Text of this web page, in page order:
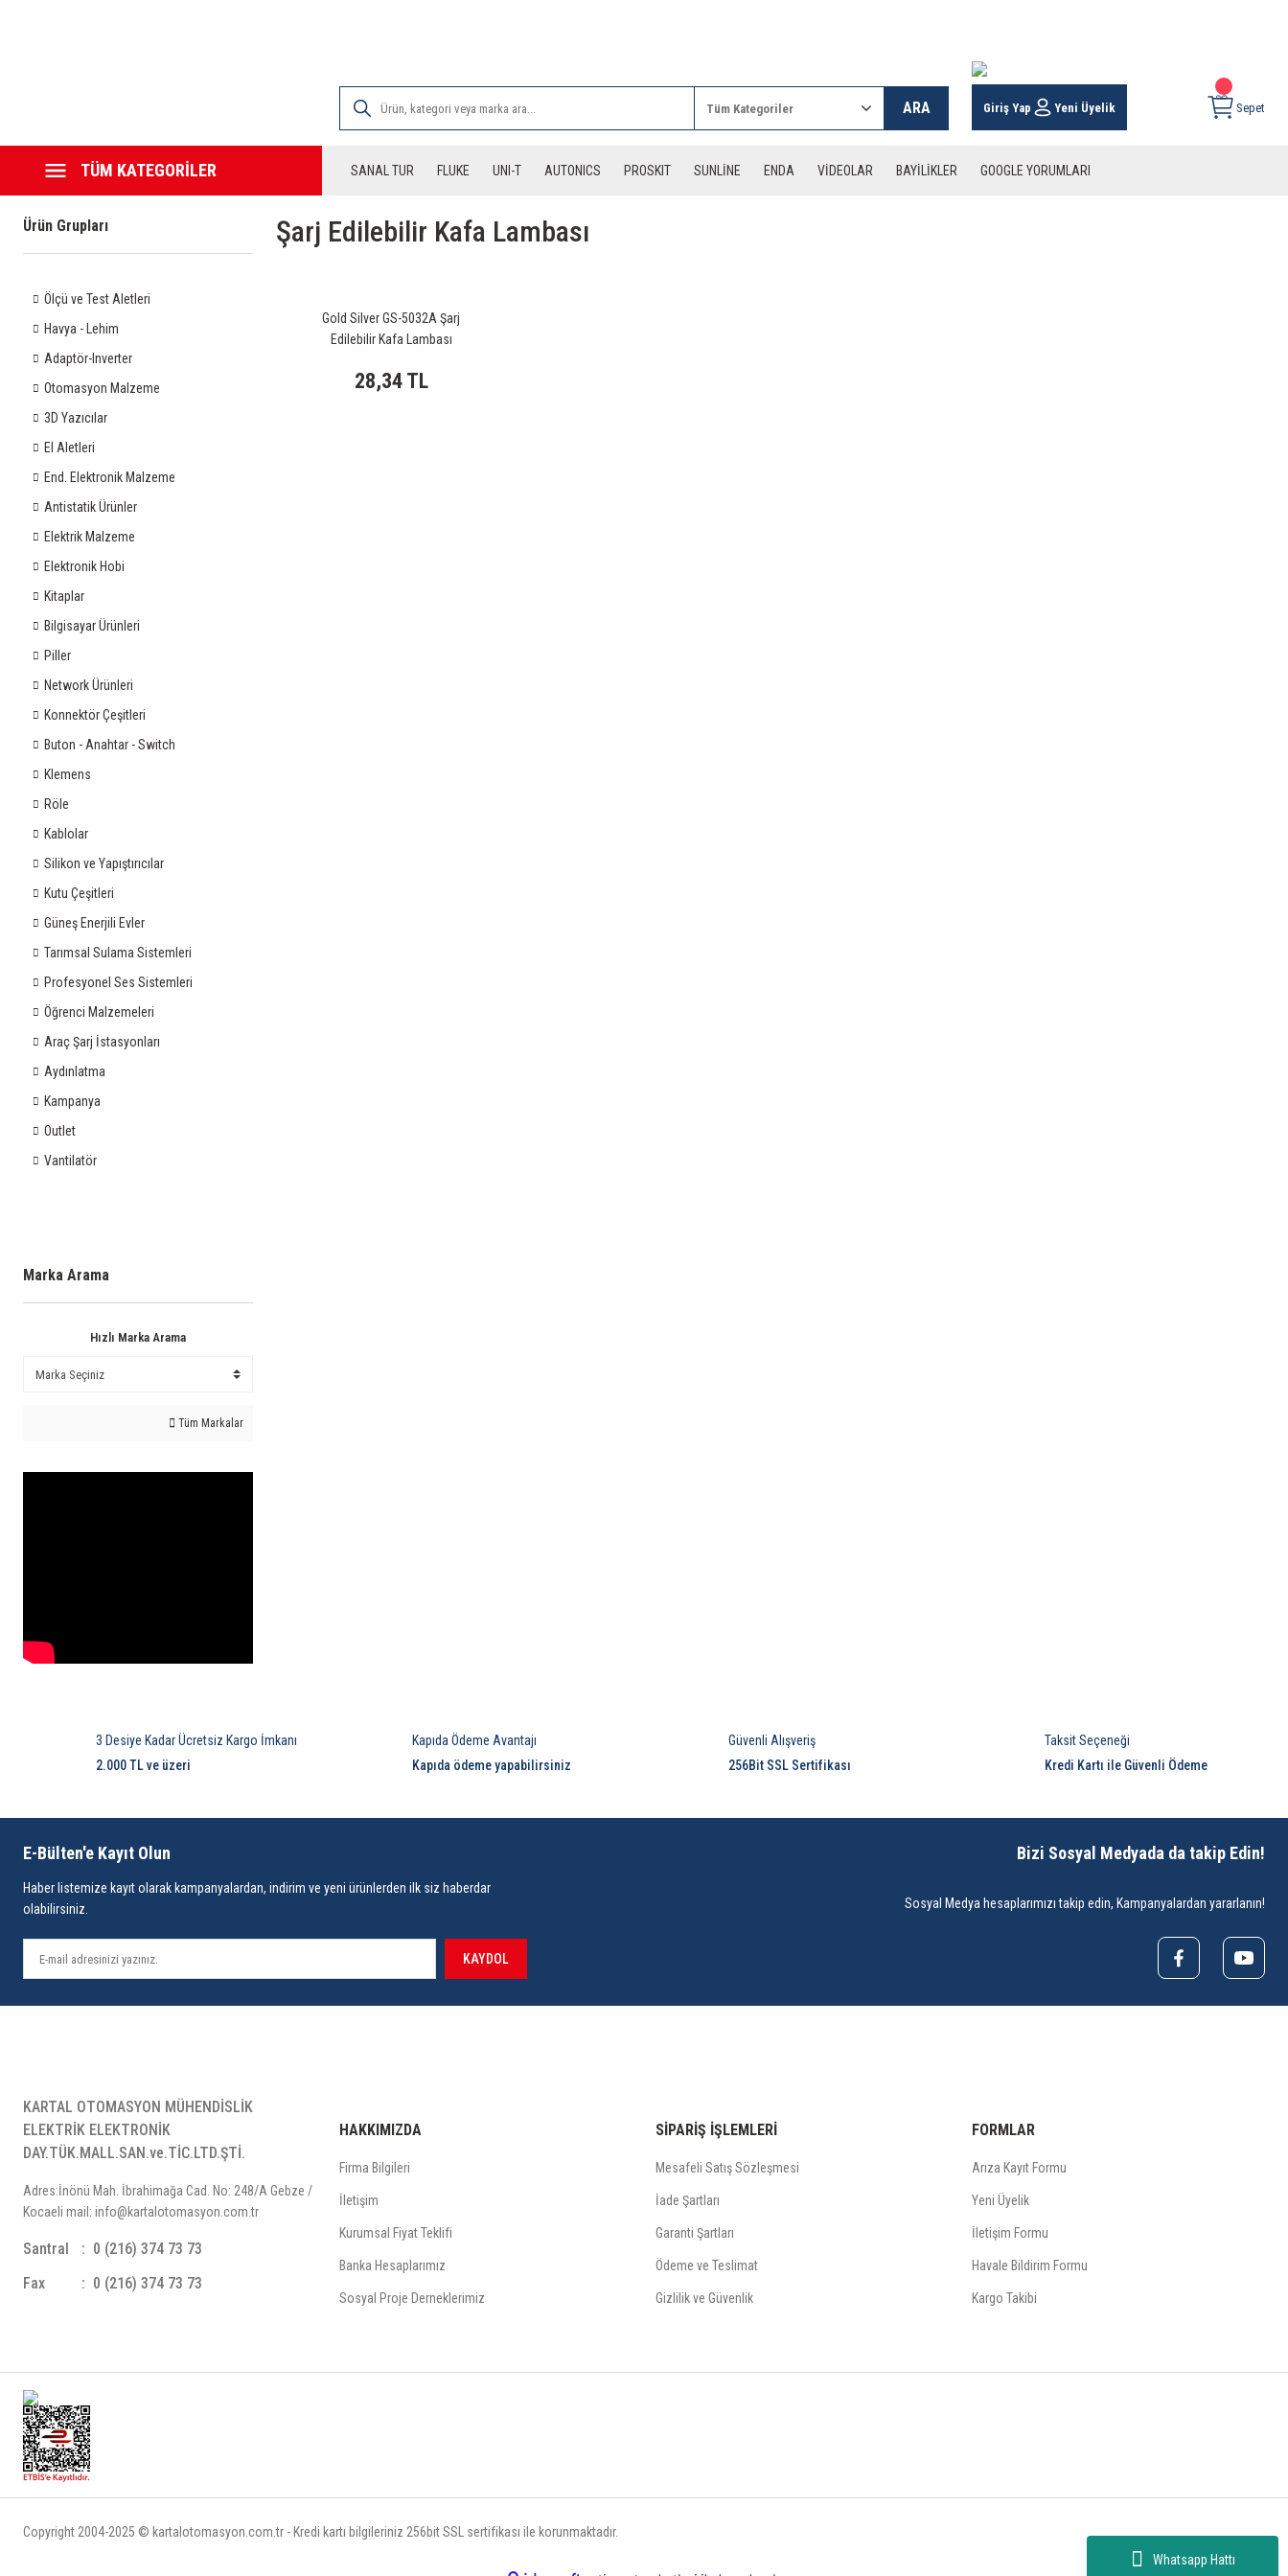
Whatsapp Hattı
ARA Giriş Yap Yeni Üyelik Sepet
TÜM KATEGORİLER SANAL TUR FLUKE UNI-T AUTONICS PROSKIT SUNLİNE ENDA VİDEOLAR BAYİLİKLER GOOGLE YORUMLARI
Ürün Grupları
Ölçü ve Test Aletleri
Havya - Lehim
Adaptör-Inverter
Otomasyon Malzeme
3D Yazıcılar
El Aletleri
End. Elektronik Malzeme
Antistatik Ürünler
Elektrik Malzeme
Elektronik Hobi
Kitaplar
Bilgisayar Ürünleri
Piller
Network Ürünleri
Konnektör Çeşitleri
Buton - Anahtar - Switch
Klemens
Röle
Kablolar
Silikon ve Yapıştırıcılar
Kutu Çeşitleri
Güneş Enerjili Evler
Tarımsal Sulama Sistemleri
Profesyonel Ses Sistemleri
Öğrenci Malzemeleri
Araç Şarj İstasyonları
Aydınlatma
Kampanya
Outlet
Vantilatör
Marka Arama
Hızlı Marka Arama
Tüm Markalar
Şarj Edilebilir Kafa Lambası
Gold Silver GS-5032A Şarj
Edilebilir Kafa Lambası
28,34 TL
3 Desiye Kadar Ücretsiz Kargo İmkanı
2.000 TL ve üzeri
Kapıda Ödeme Avantajı
Kapıda ödeme yapabilirsiniz
Güvenli Alışveriş
256Bit SSL Sertifikası
Taksit Seçeneği
Kredi Kartı ile Güvenli Ödeme
E-Bülten'e Kayıt Olun
Haber listemize kayıt olarak kampanyalardan, indirim ve yeni ürünlerden ilk siz haberdar
olabilirsiniz.
KAYDOL
Bizi Sosyal Medyada da takip Edin!
Sosyal Medya hesaplarımızı takip edin, Kampanyalardan yararlanın!
KARTAL OTOMASYON MÜHENDİSLİK
ELEKTRİK ELEKTRONİK
DAY.TÜK.MALL.SAN.ve.TİC.LTD.ŞTİ.
Adres:İnönü Mah. İbrahimağa Cad. No: 248/A Gebze /
Kocaeli mail: info@kartalotomasyon.com.tr
Santral
0 (216) 374 73 73
Fax
0 (216) 374 73 73
HAKKIMIZDA
Firma Bilgileri
İletişim
Kurumsal Fiyat Teklifi
Banka Hesaplarımız
Sosyal Proje Derneklerimiz
SİPARİŞ İŞLEMLERİ
Mesafeli Satış Sözleşmesi
İade Şartları
Garanti Şartları
Ödeme ve Teslimat
Gizlilik ve Güvenlik
FORMLAR
Arıza Kayıt Formu
Yeni Üyelik
İletişim Formu
Havale Bildirim Formu
Kargo Takibi
Copyright 2004-2025 © kartalotomasyon.com.tr - Kredi kartı bilgileriniz 256bit SSL sertifikası ile korunmaktadır.